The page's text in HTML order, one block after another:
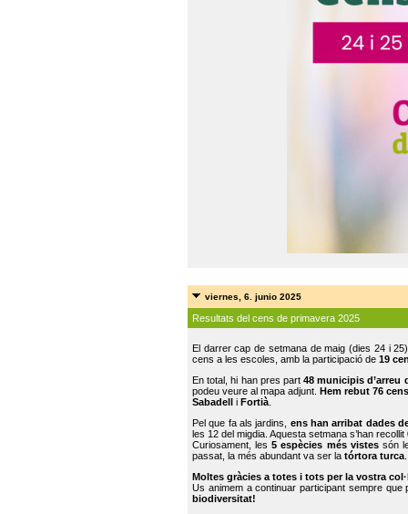
viernes, 6. junio 2025
Resultats del cens de primavera 2025
El darrer cap de setmana de maig (dies 24 i
cens a les escoles, amb la participació de 19
En total, hi han pres part48 municipis d’arreu
podeu veure al mapa adjunt. Hem rebut 76
Sabadell i Fortià
Pel que fa als jardins, ens han arribat dades
les 12 del migdia. Aquesta setmana s’han recollit
Curiosament, les5 espècies més vistessón
passat, la més abundant va ser la tórtora turca
Moltes gràcies a totes i tots per la vostra
Us animem a continuar participant sempre que
biodiversitat!